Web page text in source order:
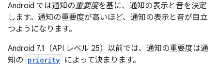
Android では通知の重要度を基に、通知の表示と音を決定
します。通知の重要度が高いほど、通知の表示と音が目立
つようになります。
Android 7.1（API レベル 25）以前では、通知の重要度は通
知の priority によって決まります。